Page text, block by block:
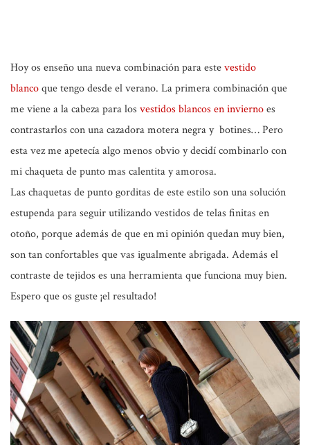
Hoy os enseño una nueva combinación para estevestido
blancoque tengo desde el verano. La primera combinación que
me viene a la cabeza para los vestidos blancos en inviernoes
contrastarlos con una cazadora motera negra y botines… Pero
esta vez me apetecía algo menos obvio y decidí combinarlo con
mi chaqueta de punto mas calentita y amorosa.
Las chaquetas de punto gorditas de este estilo son una solución
estupenda para seguir utilizando vestidos de telas finitas en
otoño, porque además de que en mi opinión quedan muy bien,
son tan confortables que vas igualmente abrigada. Además el
contraste de tejidos es una herramienta que funciona muy bien.
Espero que os guste ¡el resultado!